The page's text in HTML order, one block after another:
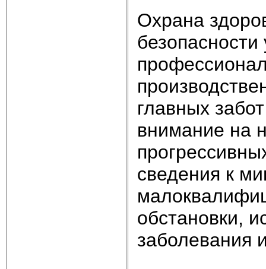
Охрана
главных
внимание на
сведения к
обстановки,
заболевания